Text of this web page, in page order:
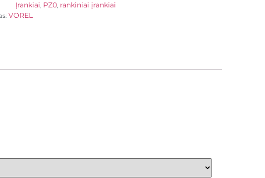
Įrankiai, PZ0, rankiniai įrankiai
VOREL